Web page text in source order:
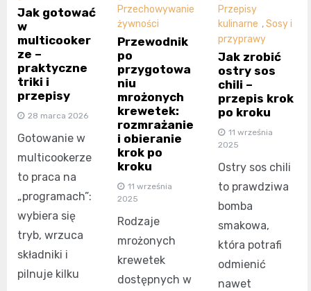
Jak gotować
w
multicooker
ze –
praktyczne
triki i
przepisy
28 marca 2026
Gotowanie w
multicookerze
to praca na
„programach”:
wybiera się
tryb, wrzuca
składniki i
pilnuje kilku
Przechowywanie
żywności
Przewodnik
po
przygotowa
niu
mrożonych
krewetek:
rozmrażanie
i obieranie
krok po
kroku
11 września
2025
Rodzaje
mrożonych
krewetek
dostępnych w
Przepisy
kulinarne ,Sosy i
przyprawy
Jak zrobić
ostry sos
chili –
przepis krok
po kroku
11 września
2025
Ostry sos chili
to prawdziwa
bomba
smakowa,
która potrafi
odmienić
nawet